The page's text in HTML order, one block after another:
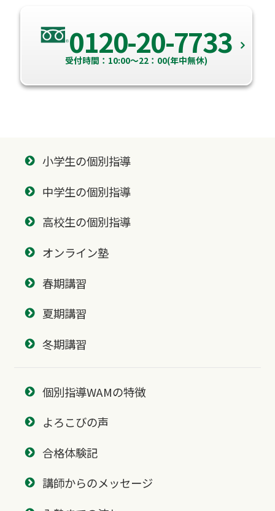
0120-20-7733
受付時間：10:00～22：00(年中無休)
小学生の個別指導
中学生の個別指導
高校生の個別指導
オンライン塾
春期講習
夏期講習
冬期講習
個別指導WAMの特徴
よろこびの声
合格体験記
講師からのメッセージ